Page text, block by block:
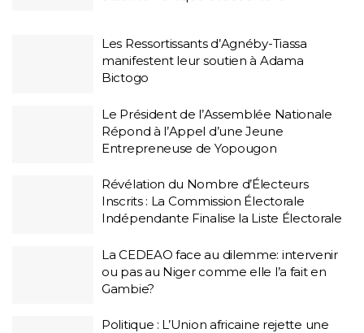
Les Ressortissants d’Agnéby-Tiassa
manifestent leur soutien à Adama
Bictogo
Le Président de l’Assemblée Nationale
Répond à l’Appel d’une Jeune
Entrepreneuse de Yopougon
Révélation du Nombre d’Électeurs
Inscrits : La Commission Électorale
Indépendante Finalise la Liste Électorale
La CEDEAO face au dilemme: intervenir
ou pas au Niger comme elle l’a fait en
Gambie?
Politique : L’Union africaine rejette une